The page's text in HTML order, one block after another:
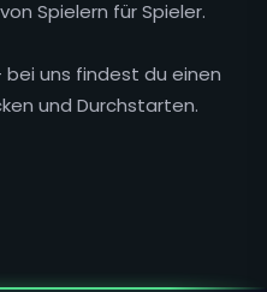
Spielern für Spieler.
uns findest du einen
und Durchstarten.